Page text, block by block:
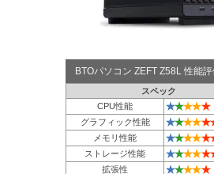
BTOパソコン ZEFT Z58L 性能
スペック
CPU性能
★★★★★
グラフィック性能 ★★★★★
メモリ性能 ★★★★★
ストレージ性能 ★★★★★
拡張性 ★★★★★